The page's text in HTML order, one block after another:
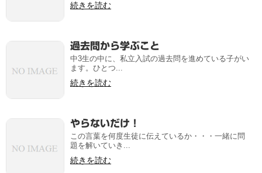
続きを読む
過去問から学ぶこと
中3生の中に、私立入試の過去問を進めている子がい
ます。ひとつ...
続きを読む
やらないだけ！
この言葉を何度生徒に伝えているか・・・一緒に問
題を解いていき...
続きを読む